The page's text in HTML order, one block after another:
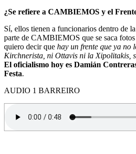
¿Se refiere a CAMBIEMOS y el
Sí, ellos tienen a funcionarios dentro de
parte de CAMBIEMOS que se saca
quiero decir que hay un frente que ya no
Kirchnerista, ni Ottavis ni la Xipolitakis,
El oficialismo hoy es Damián
Festa.
AUDIO 1 BARREIRO